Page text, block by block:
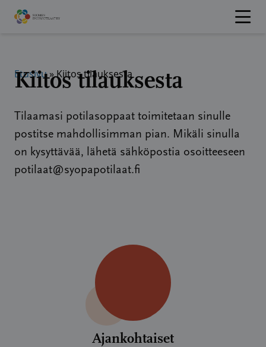
Hyppää
sisältöön
Etusivu»Kiitos tilauksesta
Kiitos tilauksesta
Tilaamasi potilasoppaat toimitetaan sinulle
postitse mahdollisimman pian. Mikäli sinulla
on kysyttävää, lähetä sähköpostia osoitteeseen
potilaat@syopapotilaat.fi
Ajankohtaiset